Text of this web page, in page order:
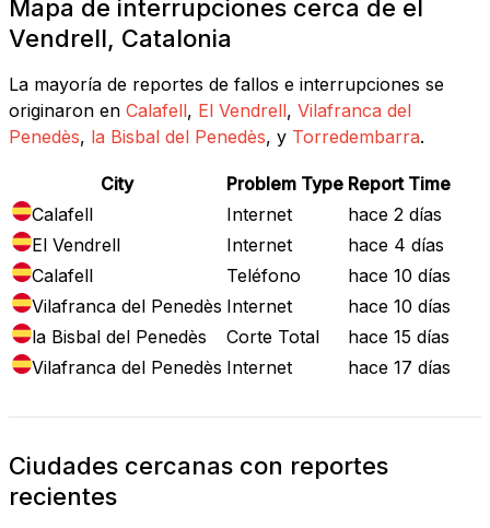
Mapa de interrupciones cerca de el
Vendrell, Catalonia
La mayoría de reportes de fallos e interrupciones se
originaron en Calafell, El Vendrell, Vilafranca del
Penedès, la Bisbal del Penedès, y Torredembarra.
City Problem Type Report Time
Calafell
Internet
hace 2 días
El Vendrell
Internet
hace 4 días
Calafell
Teléfono
hace 10 días
Vilafranca del Penedès Internet
hace 10 días
la Bisbal del Penedès
Corte Total
hace 15 días
Vilafranca del Penedès Internet hace 17 días
Ciudades cercanas con reportes
recientes